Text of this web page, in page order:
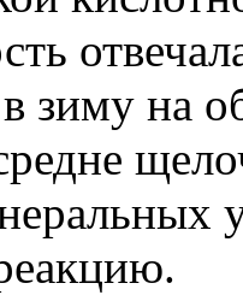
зиму на